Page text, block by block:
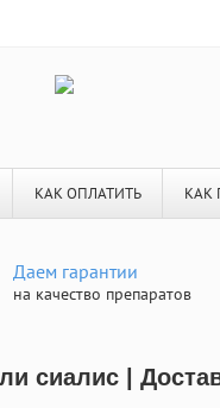
КАК ОПЛАТИТЬ КАК
Даем гарантии
на качество препаратов
сиалис |